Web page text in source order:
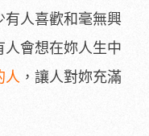
有人喜歡和毫無興
會想在妳人生中
人 ，讓人對妳充滿